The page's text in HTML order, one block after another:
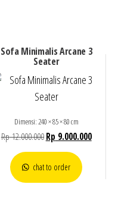
Sofa Minimalis Arcane 3
Seater
Dimensi: 240 × 85 × 80 cm
Rp12.000.000 Rp 9.000.000
chat to order